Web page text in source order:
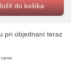
do košíka
pri objednaní teraz